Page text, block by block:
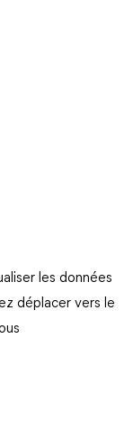
les données
déplacer vers le